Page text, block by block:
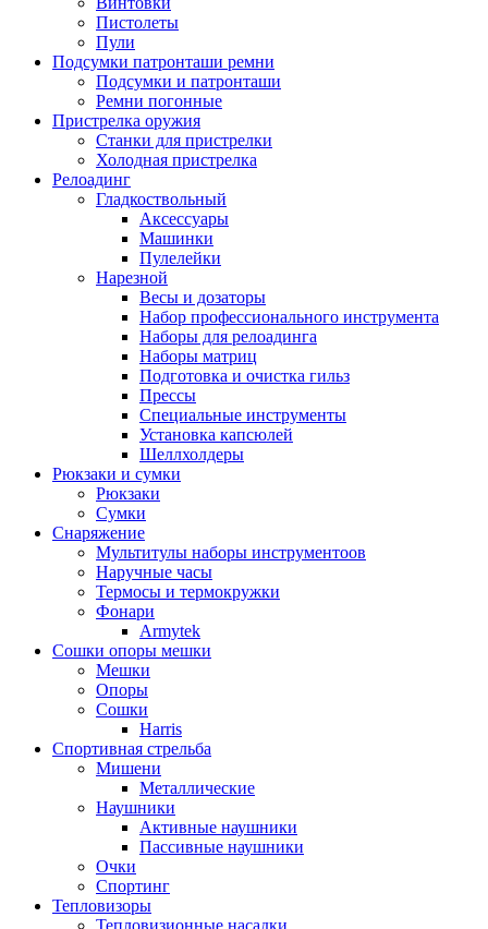
Пистолеты
Пули
Подсумки патронташи ремни
Подсумки и патронташи
Ремни погонные
Пристрелка оружия
Станки для пристрелки
Холодная пристрелка
Релоадинг
Гладкоствольный
Аксессуары
Машинки
Пулелейки
Нарезной
Весы и дозаторы
Набор профессионального инструмента
Наборы для релоадинга
Наборы матриц
Подготовка и очистка гильз
Прессы
Специальные инструменты
Установка капсюлей
Шеллхолдеры
Рюкзаки и сумки
Рюкзаки
Сумки
Снаряжение
Мультитулы наборы инструментоов
Наручные часы
Термосы и термокружки
Фонари
Armytek
Сошки опоры мешки
Мешки
Опоры
Сошки
Harris
Спортивная стрельба
Мишени
Металлические
Наушники
Активные наушники
Пассивные наушники
Очки
Спортинг
Тепловизоры
Тепловизионные насадки